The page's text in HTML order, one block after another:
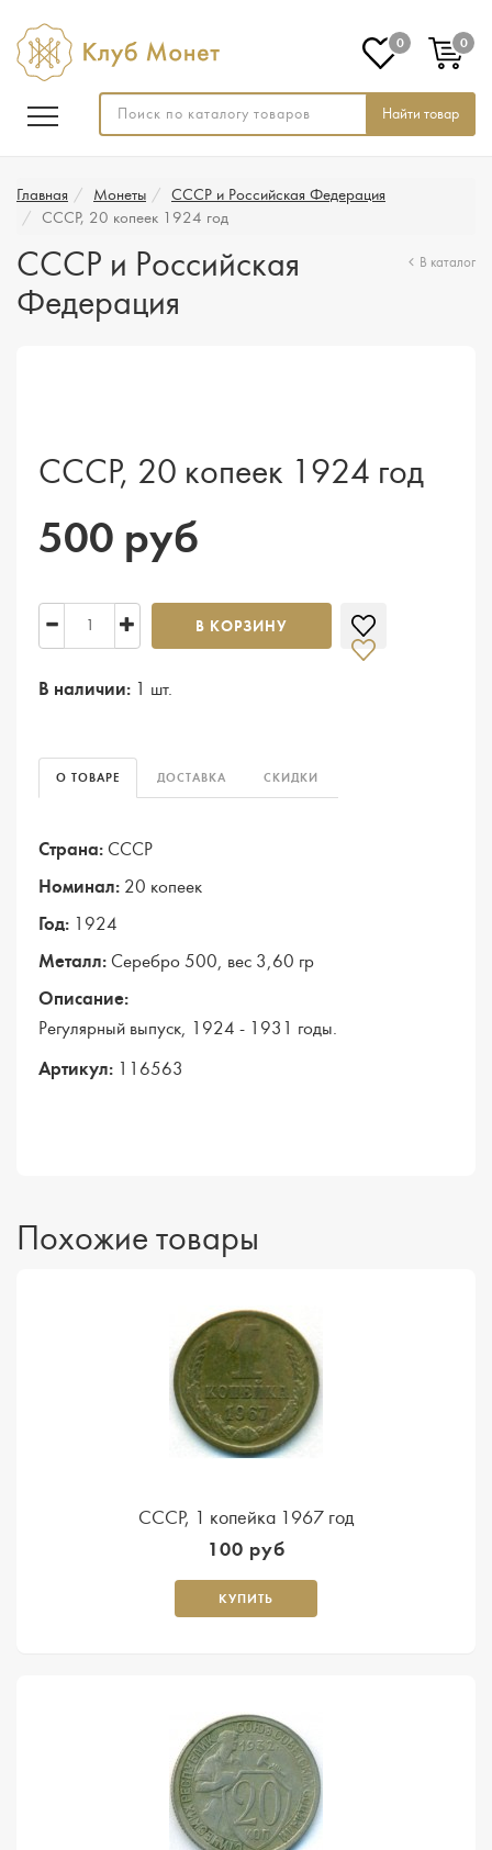
Найти товар
0 0
Главная Монеты
СССР и Российская Федерация
СССР, 20 копеек 1924 год
СССР и Российская
Федерация
В каталог
СССР, 20 копеек 1924 год
500 руб
В КОРЗИНУ
В наличии: 1 шт.
О ТОВАРЕ ДОСТАВКА СКИДКИ
Страна: СССР
Номинал: 20 копеек
Год: 1924
Металл: Серебро 500, вес 3,60 гр
Описание:
Регулярный выпуск, 1924 - 1931 годы.
Артикул: 116563
Похожие товары
СССР, 1 копейка 1967 год
100 руб
КУПИТЬ